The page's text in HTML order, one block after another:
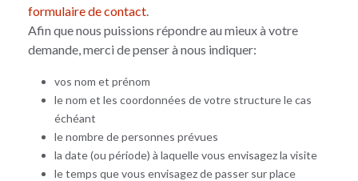
formulaire de contact.
Afin que nous puissions répondre au mieux à votre
demande, merci de penser à nous indiquer:
vos nom et prénom
le nom et les coordonnées de votre structure le cas
échéant
le nombre de personnes prévues
la date (ou période) à laquelle vous envisagez la visite
le temps que vous envisagez de passer sur place